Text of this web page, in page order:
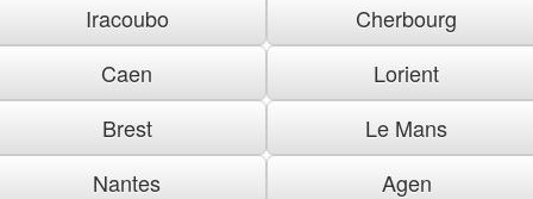
Iracoubo
Cherbourg
Caen
Lorient
Brest
Le Mans
Nantes
Agen